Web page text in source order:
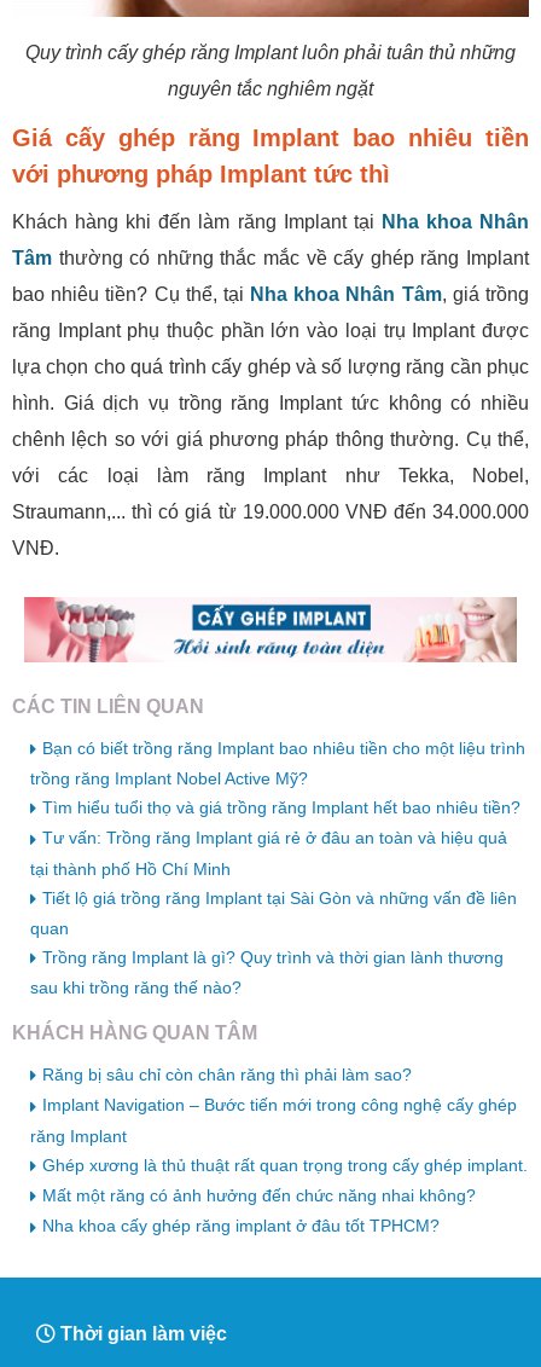
Quy trình cấy ghép răng Implant luôn phải tuân thủ những
nguyên tắc nghiêm ngặt
Giá cấy ghép răng Implant bao nhiêu tiền
với phương pháp Implant tức thì
Khách hàng khi đến làm răng Implant tại Nha khoa Nhân
Tâm thường có những thắc mắc về cấy ghép răng Implant
bao nhiêu tiền? Cụ thể, tại Nha khoa Nhân Tâm, giá trồng
răng Implant phụ thuộc phần lớn vào loại trụ Implant được
lựa chọn cho quá trình cấy ghép và số lượng răng cần phục
hình. Giá dịch vụ trồng răng Implant tức không có nhiều
chênh lệch so với giá phương pháp thông thường. Cụ thể,
với các loại làm răng Implant như Tekka, Nobel,
Straumann,... thì có giá từ 19.000.000 VNĐ đến 34.000.000
VNĐ.
CÁC TIN LIÊN QUAN
Bạn có biết trồng răng Implant bao nhiêu tiền cho một liệu trình
trồng răng Implant Nobel Active Mỹ?
Tìm hiểu tuổi thọ và giá trồng răng Implant hết bao nhiêu tiền?
Tư vấn: Trồng răng Implant giá rẻ ở đâu an toàn và hiệu quả
tại thành phố Hồ Chí Minh
Tiết lộ giá trồng răng Implant tại Sài Gòn và những vấn đề liên
quan
Trồng răng Implant là gì? Quy trình và thời gian lành thương
sau khi trồng răng thế nào?
KHÁCH HÀNG QUAN TÂM
Răng bị sâu chỉ còn chân răng thì phải làm sao?
Implant Navigation – Bước tiến mới trong công nghệ cấy ghép
răng Implant
Ghép xương là thủ thuật rất quan trọng trong cấy ghép implant.
Mất một răng có ảnh hưởng đến chức năng nhai không?
Nha khoa cấy ghép răng implant ở đâu tốt TPHCM?
Thời gian làm việc